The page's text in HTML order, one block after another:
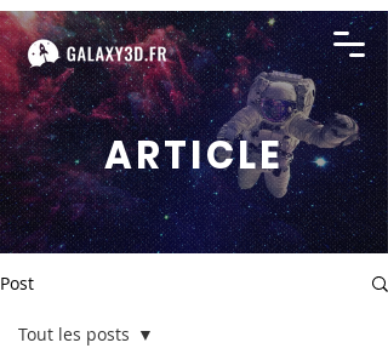
ARTICLE
Post
Tout les posts